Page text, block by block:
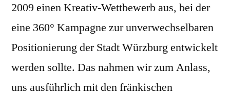
2009 einen Kreativ-Wettbewerb aus, bei der
eine 360° Kampagne zur unverwechselbaren
Positionierung der Stadt Würzburg entwickelt
werden sollte. Das nahmen wir zum Anlass,
uns ausführlich mit den fränkischen